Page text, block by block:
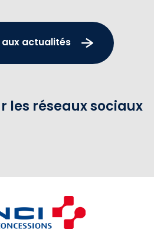
actualités
les réseaux sociaux